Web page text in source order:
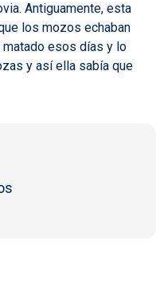
Antiguamente, esta
los mozos echaban
matado esos días y lo
y así ella sabía que